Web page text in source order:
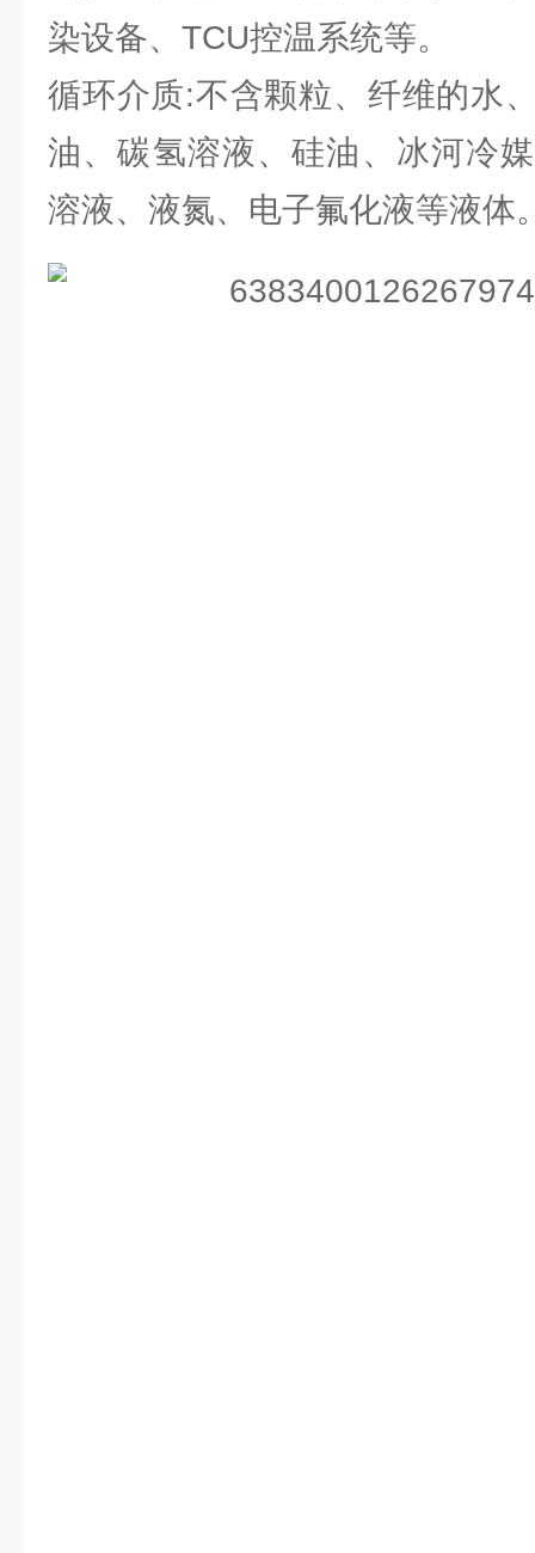
染设备、TCU控温系统等。
循环介质:不含颗粒、纤维的水
油、碳氢溶液、硅油、冰河冷
溶液、液氮、电子氟化液等液体